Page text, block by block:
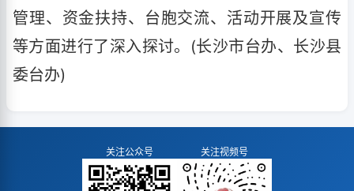
管理、资金扶持、台胞交流、活动开展及宣传
等方面进行了深入探讨。(长沙市台办、长沙县
委台办)
关注公众号 关注视频号